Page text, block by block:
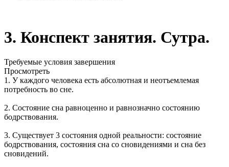
3. Конспект занятия. Сутра.
Требуемые условия завершения
Просмотреть
1. У каждого человека есть абсолютная и неотъемлемая
потребность во сне.
2. Состояние сна равноценно и равнозначно состоянию
бодрствования.
3. Существует 3 состояния одной реальности: состояние
бодрствования, состояния сна со сновидениями и сна без
сновидений.